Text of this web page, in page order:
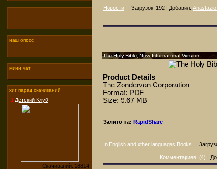
наш опрос
мини чат
хит парад скачиваний
1 Детский Клуб
Скачиваний: 28814
Новости | | Загрузок: 192 | Добавил:
The Holy Bible, New International Version
Product Details
The Zondervan Corporation
Format: PDF
Size: 9.67 MB
Залито на: RapidShare
In English and other languages Books | |
Комментариев: (4) |